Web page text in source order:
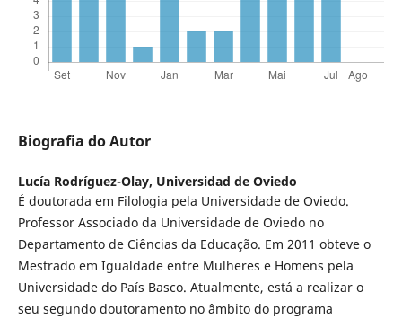
Biografia do Autor
Lucía Rodríguez-Olay, Universidad de Oviedo
É doutorada em Filologia pela Universidade de Oviedo.
Professor Associado da Universidade de Oviedo no
Departamento de Ciências da Educação. Em 2011 obteve o
Mestrado em Igualdade entre Mulheres e Homens pela
Universidade do País Basco. Atualmente, está a realizar o
seu segundo doutoramento no âmbito do programa